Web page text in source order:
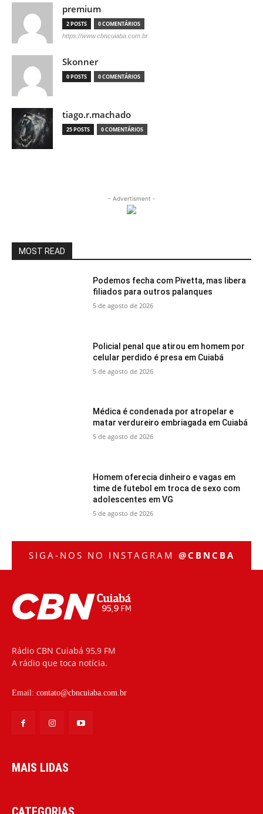
premium
2 POSTS 0 COMENTÁRIOS
https://www.cbncuiaba.com.br
Skonner
0 POSTS 0 COMENTÁRIOS
tiago.r.machado
25 POSTS 0 COMENTÁRIOS
- Advertisment -
MOST READ
Podemos fecha com Pivetta, mas libera
filiados para outros palanques
5 de agosto de 2026
Policial penal que atirou em homem por
celular perdido é presa em Cuiabá
5 de agosto de 2026
Médica é condenada por atropelar e
matar verdureiro embriagada em Cuiabá
5 de agosto de 2026
Homem oferecia dinheiro e vagas em
time de futebol em troca de sexo com
adolescentes em VG
5 de agosto de 2026
SIGA-NOS NO INSTAGRAM @CBNCBA
Rádio CBN Cuiabá 95,9 FM
A rádio que toca notícia.
Email: contato@cbncuiaba.com.br
MAIS LIDAS